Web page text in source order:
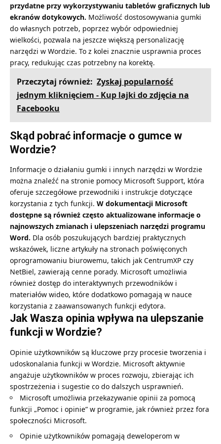
przydatne przy wykorzystywaniu tabletów graficznych lub
ekranów dotykowych. Możliwość dostosowywania gumki
do własnych potrzeb, poprzez wybór odpowiedniej
wielkości, pozwala na jeszcze większą personalizację
narzędzi w Wordzie. To z kolei znacznie usprawnia proces
pracy, redukując czas potrzebny na korektę.
Przeczytaj również: Zyskaj popularność
jednym kliknięciem - Kup lajki do zdjęcia na
Facebooku
Skąd pobrać informacje o gumce w
Wordzie?
Informacje o działaniu gumki i innych narzędzi w Wordzie
można znaleźć na stronie pomocy Microsoft Support, która
oferuje szczegółowe przewodniki i instrukcje dotyczące
korzystania z tych funkcji. W dokumentacji Microsoft
dostępne są również często aktualizowane informacje o
najnowszych zmianach i ulepszeniach narzędzi programu
Word. Dla osób poszukujących bardziej praktycznych
wskazówek, liczne artykuły na stronach poświęconych
oprogramowaniu biurowemu, takich jak CentrumXP czy
NetBiel, zawierają cenne porady. Microsoft umożliwia
również dostęp do interaktywnych przewodników i
materiałów wideo, które dodatkowo pomagają w nauce
korzystania z zaawansowanych funkcji edytora.
Jak Wasza opinia wpływa na ulepszanie
funkcji w Wordzie?
Opinie użytkowników są kluczowe przy procesie tworzenia i
udoskonalania funkcji w Wordzie. Microsoft aktywnie
angażuje użytkowników w proces rozwoju, zbierając ich
spostrzeżenia i sugestie co do dalszych usprawnień.
Microsoft umożliwia przekazywanie opinii za pomocą
funkcji „Pomoc i opinie” w programie, jak również przez fora
społeczności Microsoft.
Opinie użytkowników pomagają deweloperom w